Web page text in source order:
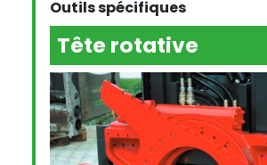
Outils spécifiques
Tête rotative